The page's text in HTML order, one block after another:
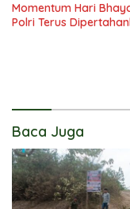
Momentum Hari
Polri Terus
Baca Juga